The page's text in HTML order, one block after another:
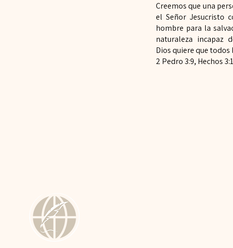
Creemos que una
el Señor Jesucristo
hombre para la
naturaleza incapaz
Diosquiere que todos
2 Pedro 3:9, Hechos